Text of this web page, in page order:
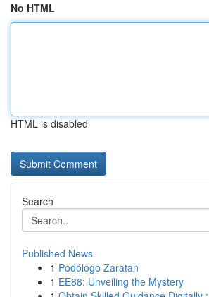
No HTML
HTML is disabled
Search
Published News
1 Podólogo Zaratan
1 EE88: Unveiling the Mystery